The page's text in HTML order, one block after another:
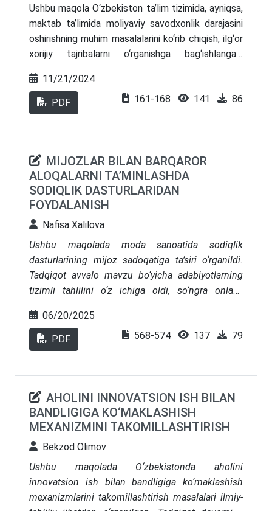
Ushbu maqola O‘zbekiston ta’lim tizimida, ayniqsa,
maktab ta’limida moliyaviy savodxonlik darajasini
oshirishning muhim masalalarini ko‘rib chiqish, ilg‘or
xorijiy tajribalarni o‘rganishga bag‘ishlangan.
Federatsiyasining moliyaviy savodxonlik dasturlari
tahlil qilinib, ularni O‘zbekiston sharoitlariga
moslashtirish yo‘llari o‘rganiladi. Moliyaviy
holda, tadqiqotda davlat va xususiy sektor
hamkorligi, ta’lim muassasalarida maxsus kurslar va
malaka oshirishlar tashkil etish, shuningdek,
zamonaviy texnologiyalardan foydalanish zarurligi
qayd etilgan. Finlyandiya va Rossiya Federatsiyasi
tavsiyalar O‘zbekiston maktab ta’limi tizimida
moliyaviy savodxonlikni oshirishga qaratilgan
amaliy dasturlarni shakllantirishda katta
ahamiyatga ega.
11/21/2024
PDF 161-168 141 86
MIJOZLAR BILAN BARQAROR
ALOQALARNI TA’MINLASHDA
SODIQLIK DASTURLARIDAN
FOYDALANISH
Nafisa Xalilova
Ushbu maqolada moda sanoatida sodiqlik
dasturlarining mijoz sadoqatiga ta’siri o‘rganildi.
Tadqiqot avvalo mavzu bo‘yicha adabiyotlarning
tizimli tahlilini o‘z ichiga oldi, so‘ngra onlayn
ma’lumot to‘plandi. Logistik regressiya modeli
yordamida sodiqlik dasturida ishtirok, chegirmalar
va mobil ilova orqali foydalanish omillari xarid
kiritilgan o‘zgaruvchilar dispersiyaning yarmidan
ortig‘ini izohladi. Tadqiqot natijalari moliyaviy
rag‘bat va raqamli platformalarning qulayligi mijoz
sadoqatini oshirishda hal qiluvchi omillar ekanini
loyihalash uchun adabiyotlarni chuqur o‘rganish,
empirik so‘rovlar va ekonometrik tahlil
yondashuvlarini uyg‘unlashtirish zarurligini
06/20/2025
PDF 568-574 137 79
AHOLINI INNOVATSION ISH BILAN
BANDLIGIGA KO‘MAKLASHISH
MEXANIZMINI TAKOMILLASHTIRISH
Bekzod Olimov
Ushbu maqolada O‘zbekistonda aholini
innovatsion ish bilan bandligiga ko‘maklashish
mexanizmlarini takomillashtirish masalalari ilmiy-